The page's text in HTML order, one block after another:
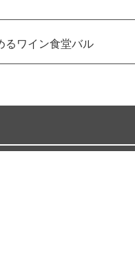
るワイン食堂バル